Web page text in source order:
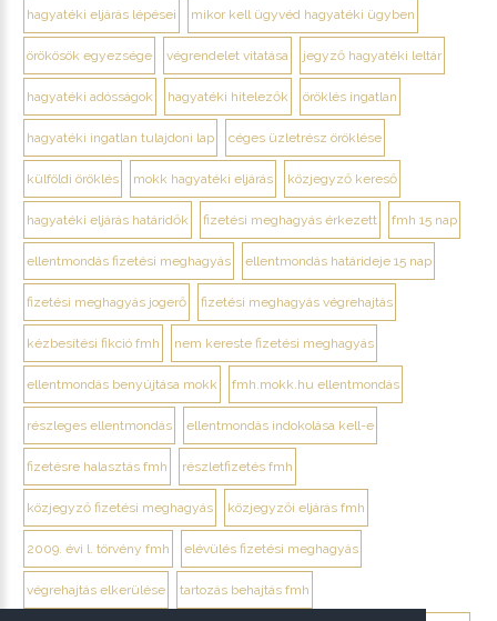
hagyatéki eljárás lépései mikor kell ügyvéd hagyatéki ügyben
örökösök egyezsége végrendelet vitatása jegyző hagyatéki leltár
hagyatéki adósságok hagyatéki hitelezők öröklés ingatlan
hagyatéki ingatlan tulajdoni lap céges üzletrész öröklése
külföldi öröklés mokk hagyatéki eljárás közjegyző kereső
hagyatéki eljárás határidők fizetési meghagyás érkezett fmh 15 nap
ellentmondás fizetési meghagyás ellentmondás határideje 15 nap
fizetési meghagyás jogerő fizetési meghagyás végrehajtás
kézbesítési fikció fmh nem kereste fizetési meghagyás
ellentmondás benyújtása mokk fmh.mokk.hu ellentmondás
részleges ellentmondás ellentmondás indokolása kell-e
fizetésre halasztás fmh részletfizetés fmh
közjegyző fizetési meghagyás közjegyzői eljárás fmh
2009. évi l. törvény fmh elévülés fizetési meghagyás
végrehajtás elkerülése tartozás behajtás fmh